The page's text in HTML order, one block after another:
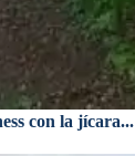
con la jícara...